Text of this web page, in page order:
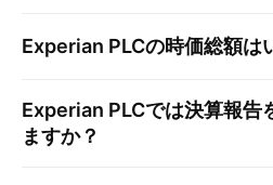
Experian PLCの時価総額は
Experian PLCでは決算報告
ますか？